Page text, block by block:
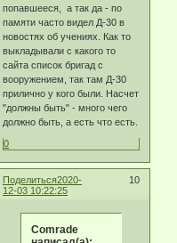
попавшееся, а так да - по
памяти часто видел Д-30 в
новостях об учениях. Как то
выкладывали с какого то
сайта список бригад с
вооружением, так там Д-30
прилично у кого были. Насчет
"должны быть" - много чего
должно быть, а есть что есть.
0
Поделиться 10
2020-
12-03 10:22:25
Comrade